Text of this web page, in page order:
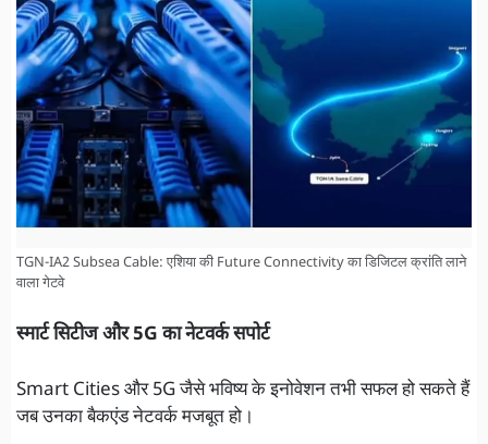
TGN-IA2 Subsea Cable: एशिया की Future Connectivity का डिजिटल क्रांति लाने
वाला गेटवे
स्मार्ट सिटीज और 5G का नेटवर्क सपोर्ट
Smart Cities और 5G जैसे भविष्य के इनोवेशन तभी सफल हो सकते हैं
जब उनका बैकएंड नेटवर्क मजबूत हो।